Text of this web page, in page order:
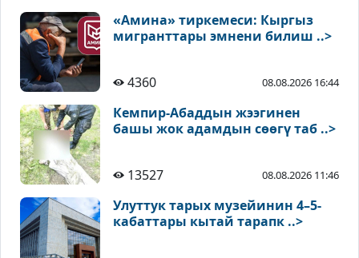
«Амина» тиркемеси: Кыргыз
мигранттары эмнени билиш ..>
4360 08.08.2026 16:44
Кемпир-Абаддын жээгинен
башы жок адамдын сөөгү таб ..>
13527 08.08.2026 11:46
Улуттук тарых музейинин 4–5-
кабаттары кытай тарапк ..>